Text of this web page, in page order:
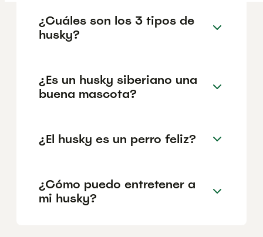
¿Cuáles son los 3 tipos de
husky?
¿Es un husky siberiano una
buena mascota?
¿El husky es un perro feliz?
¿Cómo puedo entretener a
mi husky?